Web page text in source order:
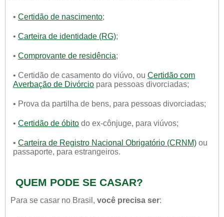
• Certidão de nascimento;
• Carteira de identidade (RG);
• Comprovante de residência;
• Certidão de casamento do viúvo, ou Certidão com
Averbação de Divórcio para pessoas divorciadas;
• Prova da partilha de bens, para pessoas divorciadas;
• Certidão de óbito do ex-cônjuge, para viúvos;
• Carteira de Registro Nacional Obrigatório (CRNM) ou
passaporte, para estrangeiros.
QUEM PODE SE CASAR?
Para se casar no Brasil, você precisa ser: